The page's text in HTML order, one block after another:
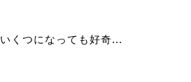
いくつになっても好奇...